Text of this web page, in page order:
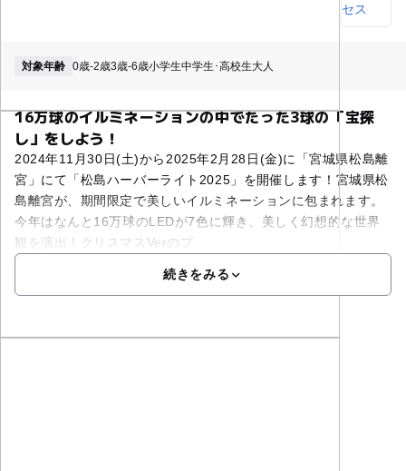
対象年齢 0歳-2歳3歳-6歳小学生中学生･高校生大人
16万球のイルミネーションの中でたった3球の「宝探
し」をしよう！
2024年11月30日(土)から2025年2月28日(金)に「宮城県松島離
宮」にて「松島ハーバーライト2025」を開催します！宮城県松
島離宮が、期間限定で美しいイルミネーションに包まれます。
今年はなんと16万球のLEDが7色に輝き、美しく幻想的な世界
観を演出！クリスマスVerのプ
続きをみる